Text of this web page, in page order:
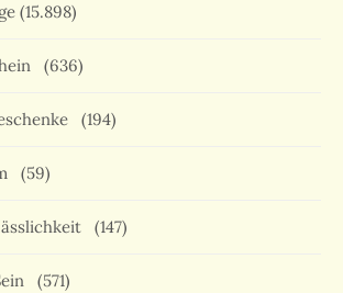
(15.898)
(636)
(194)
(59)
(147)
(571)